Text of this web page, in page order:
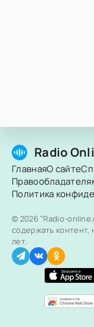
Radio
ГлавнаяО сайте
Политика
© 2026 "Radio-
содержать контент,
лет.